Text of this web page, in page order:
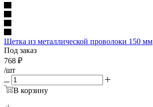
Щетка из металлической проволоки 150 мм
Под заказ
768 ₽
/шт
В корзину